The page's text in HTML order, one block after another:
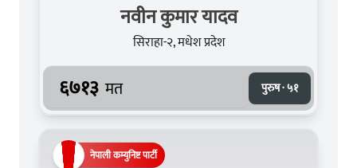
नवीन कुमार यादव
सिराहा-२, मधेश प्रदेश
६७१३ मत पुरुष · ५१
नेपाली कम्युनिष्ट पार्टी